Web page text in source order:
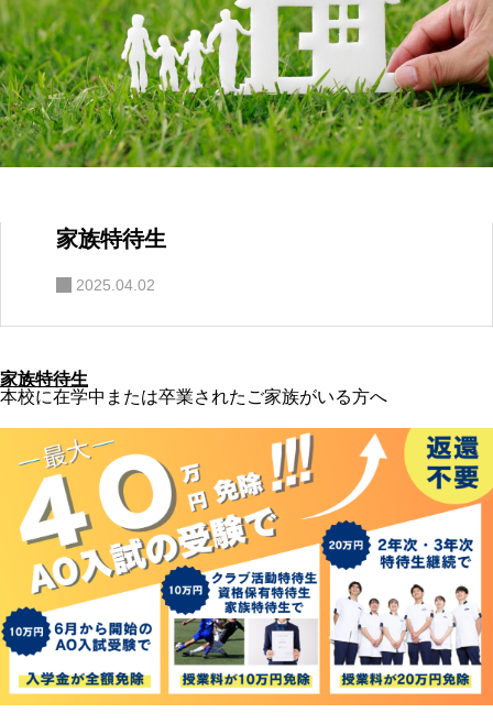
家族特待生
2025.04.02
家族特待生
本校に在学中または卒業されたご家族がいる方へ